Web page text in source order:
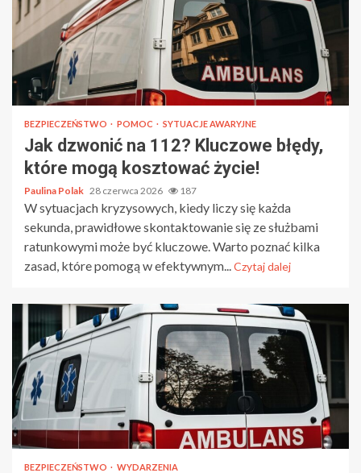
BEZPIECZEŃSTWO POMOC SYTUACJE AWARYJNE
Jak dzwonić na 112? Kluczowe błędy,
które mogą kosztować życie!
Paulina Polak 28 czerwca 2026 187
W sytuacjach kryzysowych, kiedy liczy się każda
sekunda, prawidłowe skontaktowanie się ze służbami
ratunkowymi może być kluczowe. Warto poznać kilka
zasad, które pomogą w efektywnym...Czytaj dalej
BEZPIECZEŃSTWO WYDARZENIA